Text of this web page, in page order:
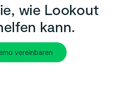
wie Lookout
kann.
vereinbaren